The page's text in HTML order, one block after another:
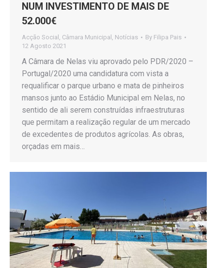
NUM INVESTIMENTO DE MAIS DE
52.000€
Acção Social , Câmara Municipal , Notícias By Filipa Pais
12 Agosto 2021
A Câmara de Nelas viu aprovado pelo PDR/2020 –
Portugal/2020 uma candidatura com vista a
requalificar o parque urbano e mata de pinheiros
mansos junto ao Estádio Municipal em Nelas, no
sentido de ali serem construídas infraestruturas
que permitam a realização regular de um mercado
de excedentes de produtos agrícolas. As obras,
orçadas em mais…